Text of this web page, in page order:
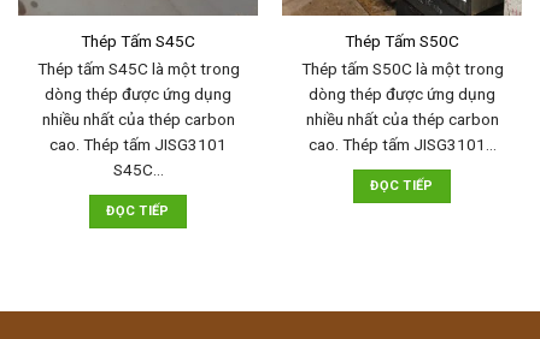
Thép Tấm S45C
Thép tấm S45C là một trong
dòng thép được ứng dụng
nhiều nhất của thép carbon
cao. Thép tấm JISG3101
S45C…
ĐỌC TIẾP
Thép Tấm S50C
Thép tấm S50C là một trong
dòng thép được ứng dụng
nhiều nhất của thép carbon
cao. Thép tấm JISG3101…
ĐỌC TIẾP